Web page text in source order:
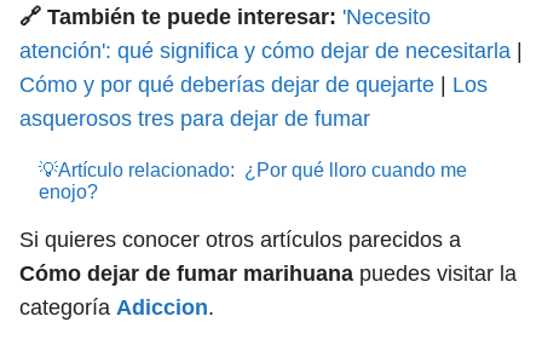
🔗 También te puede interesar: 'Necesito
atención': qué significa y cómo dejar de necesitarla
Cómo y por qué deberías dejar de quejarte
Los
asquerosos tres para dejar de fumar
💡Artículo relacionado: ¿Por qué lloro cuando me
enojo?
Si quieres conocer otros artículos parecidos a
Cómo dejar de fumar marihuana puedes visitar la
categoría Adiccion.